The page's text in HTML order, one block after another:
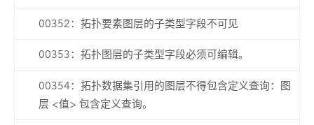
00352：拓扑要素图层的子类型字段不可见
00353：拓扑图层的子类型字段必须可编辑。
00354：拓扑数据集引用的图层不得包含定义查询：图
层 <值> 包含定义查询。